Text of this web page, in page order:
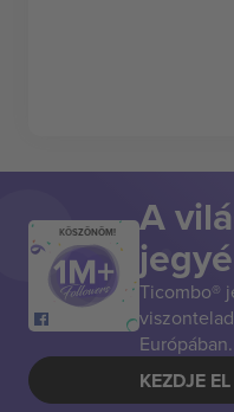
KÖSZÖNÖM! A
Ticombo®
KEZDJE